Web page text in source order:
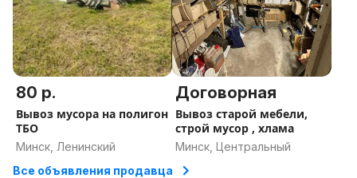
80 р.
Вывоз мусора на полигон
ТБО
Минск, Ленинский
Договорная
Вывоз старой мебели,
строй мусор , хлама
Минск, Центральный
Все объявления продавца